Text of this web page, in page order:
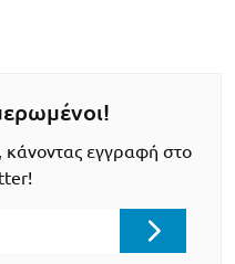
εγγραφή στο